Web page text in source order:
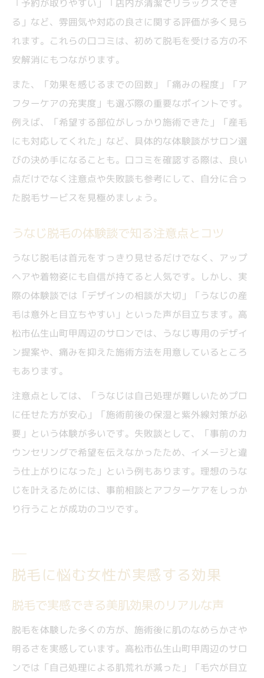
「予約が取りやすい」「店内が清潔でリラックスでき
る」など、雰囲気や対応の良さに関する評価が多く見ら
れます。これらの口コミは、初めて脱毛を受ける方の不
安解消にもつながります。
また、「効果を感じるまでの回数」「痛みの程度」「ア
フターケアの充実度」も選ぶ際の重要なポイントです。
例えば、「希望する部位がしっかり施術できた」「産毛
にも対応してくれた」など、具体的な体験談がサロン選
びの決め手になることも。口コミを確認する際は、良い
点だけでなく注意点や失敗談も参考にして、自分に合っ
た脱毛サービスを見極めましょう。
うなじ脱毛の体験談で知る注意点とコツ
うなじ脱毛は首元をすっきり見せるだけでなく、アップ
ヘアや着物姿にも自信が持てると人気です。しかし、実
際の体験談では「デザインの相談が大切」「うなじの産
毛は意外と目立ちやすい」といった声が目立ちます。高
松市仏生山町甲周辺のサロンでは、うなじ専用のデザイ
ン提案や、痛みを抑えた施術方法を用意しているところ
もあります。
注意点としては、「うなじは自己処理が難しいためプロ
に任せた方が安心」「施術前後の保湿と紫外線対策が必
要」という体験が多いです。失敗談として、「事前のカ
ウンセリングで希望を伝えなかったため、イメージと違
う仕上がりになった」という例もあります。理想のうな
じを叶えるためには、事前相談とアフターケアをしっか
り行うことが成功のコツです。
脱毛に悩む女性が実感する効果
脱毛で実感できる美肌効果のリアルな声
脱毛を体験した多くの方が、施術後に肌のなめらかさや
明るさを実感しています。高松市仏生山町甲周辺のサロ
ンでは「自己処理による肌荒れが減った」「毛穴が目立